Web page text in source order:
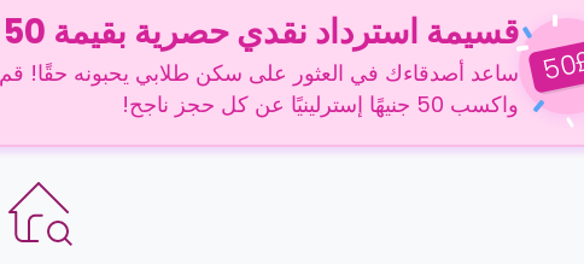
50
قسيمة استرداد نقدي حصرية بقيمة 50 جنيهًا إسترلينيًا
ساعد أصدقاءك في العثور على سكن طلابي يحبونه حقًا! قم
واكسب 50 جنيهًا إسترلينيًا عن كل حجز ناجح!